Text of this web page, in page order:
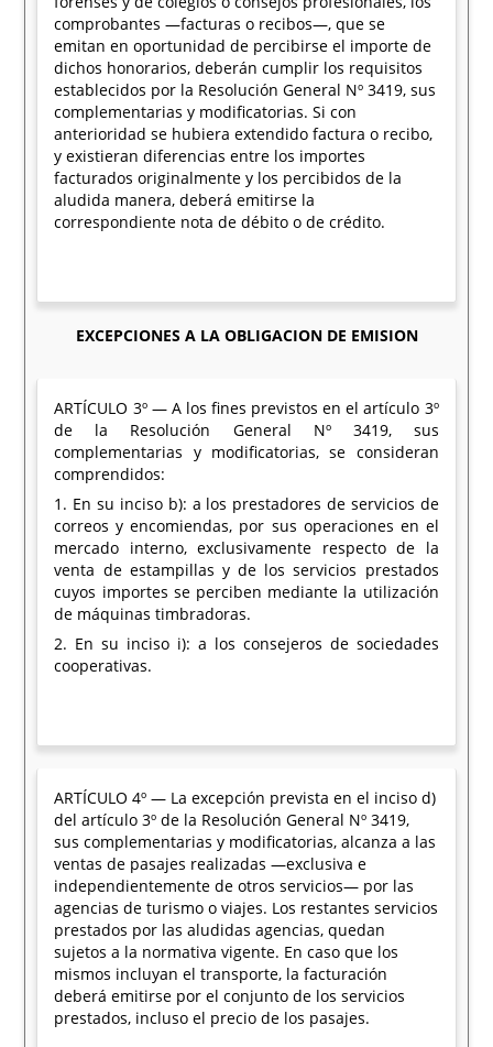
comprobantes —facturas o recibos—, que se
emitan en oportunidad de percibirse el importe de
dichos honorarios, deberán cumplir los requisitos
establecidos por la Resolución General Nº 3419, sus
complementarias y modificatorias. Si con
anterioridad se hubiera extendido factura o recibo,
y existieran diferencias entre los importes
facturados originalmente y los percibidos de la
aludida manera, deberá emitirse la
correspondiente nota de débito o de crédito.
EXCEPCIONES A LA OBLIGACION DE EMISION
ARTÍCULO 3º — A los fines previstos en el artículo 3º
de la Resolución General Nº 3419, sus
complementarias y modificatorias, se consideran
comprendidos:
1. En su inciso b): a los prestadores de servicios de
correos y encomiendas, por sus operaciones en el
mercado interno, exclusivamente respecto de la
venta de estampillas y de los servicios prestados
cuyos importes se perciben mediante la utilización
de máquinas timbradoras.
2. En su inciso i): a los consejeros de sociedades
cooperativas.
ARTÍCULO 4º — La excepción prevista en el inciso d)
del artículo 3º de la Resolución General Nº 3419,
sus complementarias y modificatorias, alcanza a las
ventas de pasajes realizadas —exclusiva e
independientemente de otros servicios— por las
agencias de turismo o viajes. Los restantes servicios
prestados por las aludidas agencias, quedan
sujetos a la normativa vigente. En caso que los
mismos incluyan el transporte, la facturación
deberá emitirse por el conjunto de los servicios
prestados, incluso el precio de los pasajes.